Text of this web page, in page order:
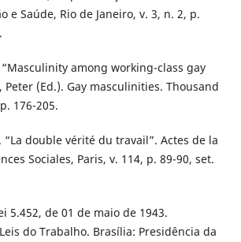
e Saúde, Rio de Janeiro, v. 3, n. 2, p.
“Masculinity among working-class gay
Peter (Ed.). Gay masculinities. Thousand
176-205.
“La double vérité du travail”. Actes de la
Sociales, Paris, v. 114, p. 89-90, set.
5.452, de 01 de maio de 1943.
do Trabalho. Brasília: Presidência da